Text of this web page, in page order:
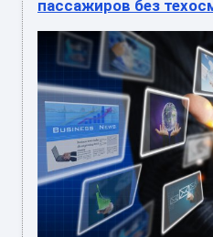
пассажиров без